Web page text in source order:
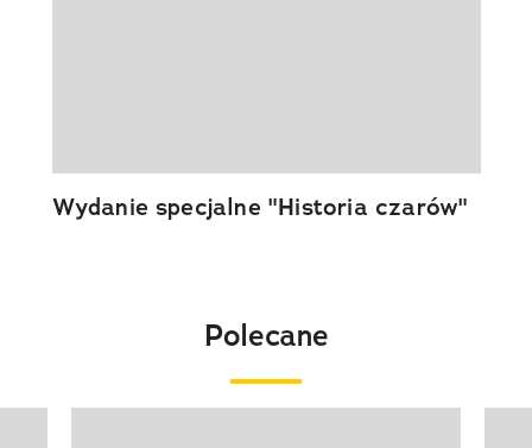
Wydanie specjalne "Historia czarów"
Polecane